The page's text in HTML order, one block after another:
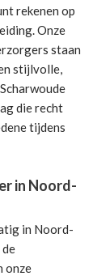
rekenen op
Onze
staan
stijlvolle,
die recht
tijdens
in Noord-
in Noord-
onze